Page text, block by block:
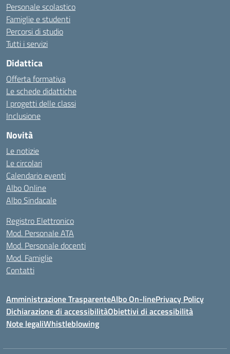
Personale scolastico
Famiglie e studenti
Percorsi di studio
Tutti i servizi
Didattica
Offerta formativa
Le schede didattiche
I progetti delle classi
Inclusione
Novità
Le notizie
Le circolari
Calendario eventi
Albo Online
Albo Sindacale
Registro Elettronico
Mod. Personale ATA
Mod. Personale docenti
Mod. Famiglie
Contatti
Amministrazione TrasparenteAlbo On-linePrivacy Policy
Dichiarazione di accessibilitàObiettivi di accessibilità
Note legaliWhistleblowing